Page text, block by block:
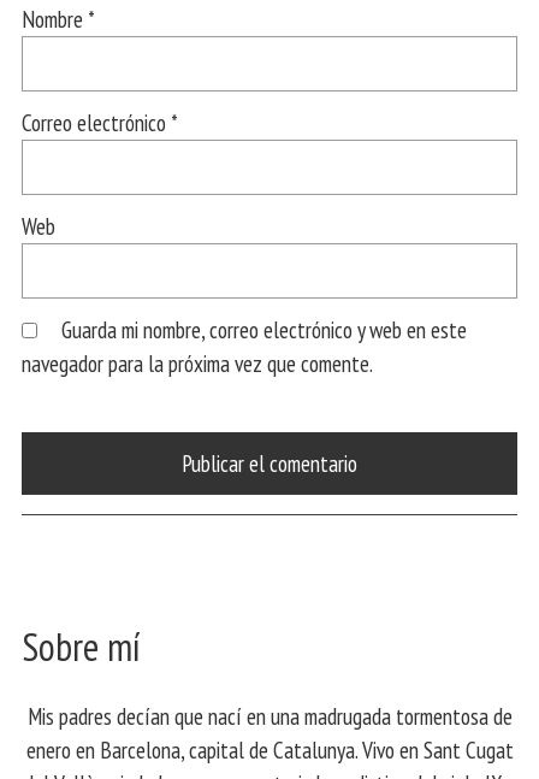
Nombre *
Correo electrónico *
Web
Guarda mi nombre, correo electrónico y web en este
navegador para la próxima vez que comente.
Sobre mí
Mis padres decían que nací en una madrugada tormentosa de
enero en Barcelona, ​​capital de Catalunya. Vivo en Sant Cugat